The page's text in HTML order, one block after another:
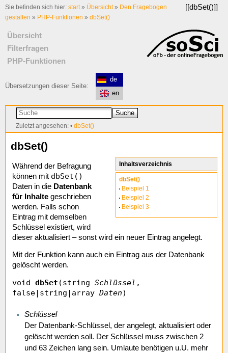
[[dbSet()]]
Sie befinden sich hier: start» Übersicht» Den Fragebogen
gestalten » PHP-Funktionen » dbSet()
Übersicht
Filterfragen
PHP-Funktionen
Übersetzungen dieser Seite:
de
en
Suche
Zuletzt angesehen: • dbSet()
Inhaltsverzeichnis
dbSet()
Beispiel 1
Beispiel 2
Beispiel 3
dbSet()
Während der Befragung
können mit dbSet()
Daten in die Datenbank
für Inhalte geschrieben
werden. Falls schon
Eintrag mit demselben
Schlüssel existiert, wird
dieser aktualisiert – sonst wird ein neuer Eintrag angelegt.
Mit der Funktion kann auch ein Eintrag aus der Datenbank
gelöscht werden.
void dbSet (string Schlüssel ,
false|string|array Daten)
Schlüssel
Der Datenbank-Schlüssel, der angelegt, aktualisiert oder
gelöscht werden soll. Der Schlüssel muss zwischen 2
und 63 Zeichen lang sein. Umlaute benötigen u.U. mehr